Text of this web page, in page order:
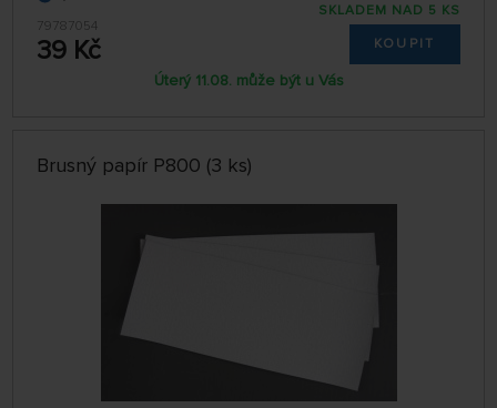
79787054
39 Kč
SKLADEM NAD 5 KS
KOUPIT
Úterý 11.08. může být u Vás
Brusný papír P800 (3 ks)